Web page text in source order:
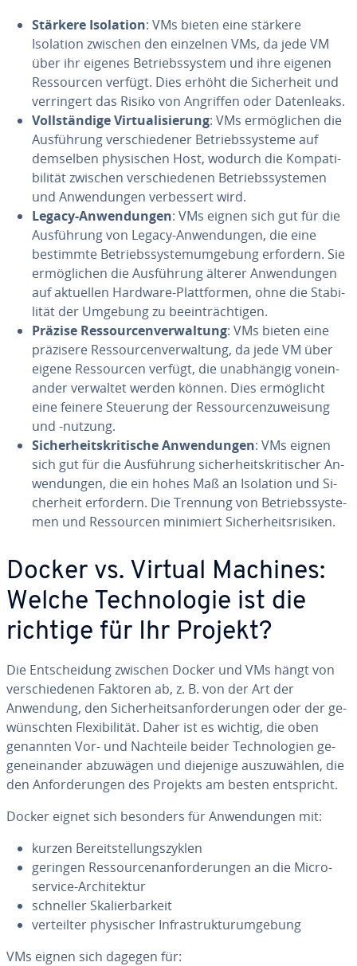
Stärkere Isolation: VMs bieten eine stärkere
Isolation zwischen den einzelnen VMs, da jede VM
über ihr eigenes Be­triebs­sys­tem und ihre eigenen
Res­sour­cen verfügt. Dies erhöht die Si­cher­heit und
ver­rin­gert das Risiko von Angriffen oder Da­ten­leaks.
Voll­stän­di­ge Vir­tua­li­sie­rung: VMs er­mög­li­chen die
Aus­füh­rung ver­schie­de­ner Be­triebs­sys­te­me auf
demselben phy­si­schen Host, wodurch die Kom­pa­ti­
bi­li­tät zwischen ver­schie­de­nen Be­triebs­sys­te­men
und An­wen­dun­gen ver­bes­sert wird.
Legacy-An­wen­dun­gen: VMs eignen sich gut für die
Aus­füh­rung von Legacy-An­wen­dun­gen, die eine
bestimmte Be­triebs­sys­tem­um­ge­bung erfordern. Sie
er­mög­li­chen die Aus­füh­rung älterer An­wen­dun­gen
auf aktuellen Hardware-Platt­for­men, ohne die Sta­bi­
li­tät der Umgebung zu be­ein­träch­ti­gen.
Präzise Res­sour­cen­ver­wal­tung: VMs bieten eine
präzisere Res­sour­cen­ver­wal­tung, da jede VM über
eigene Res­sour­cen verfügt, die un­ab­hän­gig von­ein­
an­der verwaltet werden können. Dies er­mög­licht
eine feinere Steuerung der Res­sour­cen­zu­wei­sung
und -nutzung.
Si­cher­heits­kri­ti­sche An­wen­dun­gen: VMs eignen
sich gut für die Aus­füh­rung si­cher­heits­kri­ti­scher An­
wen­dun­gen, die ein hohes Maß an Isolation und Si­
cher­heit erfordern. Die Trennung von Be­triebs­sys­te­
men und Res­sour­cen minimiert Si­cher­heits­ri­si­ken.
Docker vs. Virtual Machines:
Welche Tech­no­lo­gie ist die
richtige für Ihr Projekt?
Die Ent­schei­dung zwischen Docker und VMs hängt von
ver­schie­de­nen Faktoren ab, z. B. von der Art der
Anwendung, den Si­cher­heits­an­for­de­run­gen oder der ge­
wünsch­ten Fle­xi­bi­li­tät. Daher ist es wichtig, die oben
genannten Vor- und Nachteile beider Tech­no­lo­gien ge­
gen­ein­an­der abzuwägen und diejenige aus­zu­wäh­len, die
den An­for­de­run­gen des Projekts am besten ent­spricht.
Docker eignet sich besonders für An­wen­dun­gen mit:
kurzen Be­reit­stel­lungs­zy­klen
geringen Res­sour­cen­an­for­de­run­gen an die Mi­cro­
ser­vice-Ar­chi­tek­tur
schneller Ska­lier­bar­keit
ver­teil­ter phy­si­scher In­fra­struk­tur­um­ge­bung
VMs eignen sich dagegen für: